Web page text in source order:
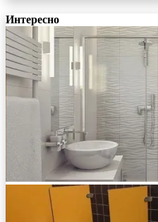
Интересно